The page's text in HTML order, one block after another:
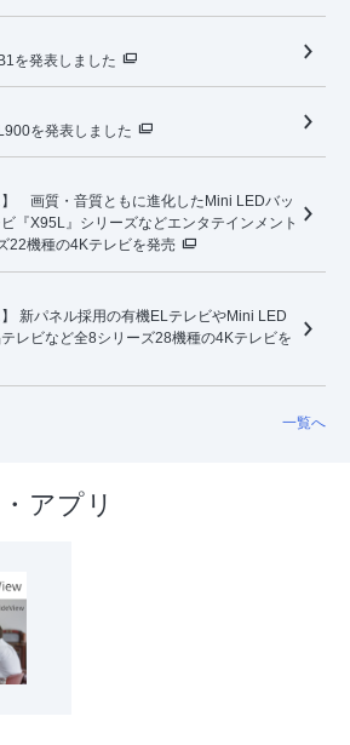
を発表しました
を発表しました
】 画質・音質ともに進化したMini LEDバッ
『X95L』シリーズなどエンタテインメント
22機種の4Kテレビを発売
】 新パネル採用の有機ELテレビやMini LED
レビなど全8シリーズ28機種の4Kテレビを
一覧へ
アプリ